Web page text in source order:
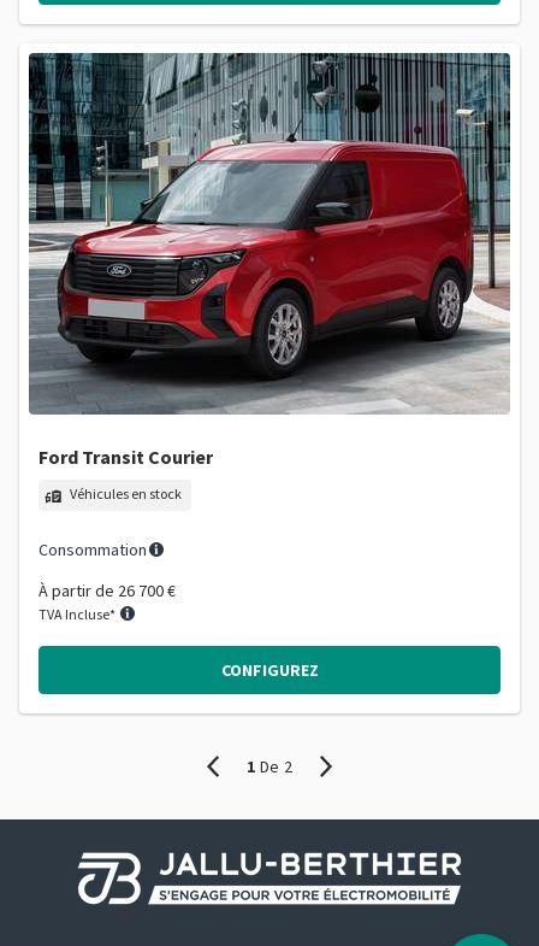
Ford Transit Courier
Véhicules en stock
Consommation
À partir de 26 700 €
TVA Incluse*
CONFIGUREZ
1 De 2